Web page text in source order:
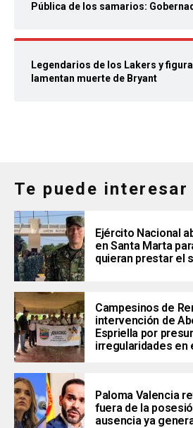
Pública de los samarios:
Legendarios de los Lakers y
lamentan muerte de Bryant
Te puede interesar
Ejército Nacional
en Santa Marta
quieran prestar el
Campesinos de
intervención de
Espriella por
irregularidades en
Paloma Valencia
fuera de la
ausencia ya